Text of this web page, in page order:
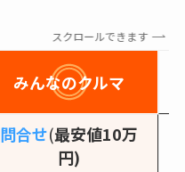
スクロールできます
みんなのクルマ
問合せ(最安値10万
円)